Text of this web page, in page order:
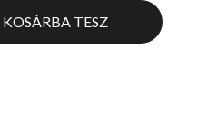
KOSÁRBA TESZ